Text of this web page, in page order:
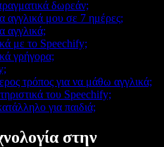
δωρεάν;
αγγλικά μου σε 7 ημέρες;
αγγλικά;
με το Speechify;
γρήγορα;
τρόπος για να μάθω αγγλικά;
του Speechify;
για παιδιά;
στην